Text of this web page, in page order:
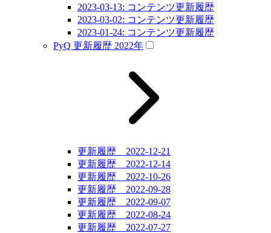
2023-03-13: コンテンツ更新履歴
2023-03-02: コンテンツ更新履歴
2023-01-24: コンテンツ更新履歴
PyQ 更新履歴 2022年
更新履歴 2022-12-21
更新履歴 2022-12-14
更新履歴 2022-10-26
更新履歴 2022-09-28
更新履歴 2022-09-07
更新履歴 2022-08-24
更新履歴 2022-07-27